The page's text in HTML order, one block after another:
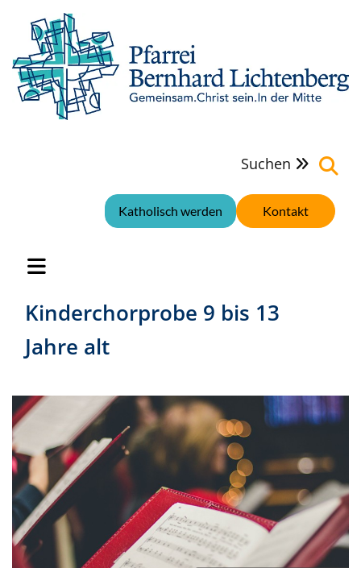
Suchen 
Kontakt
Katholisch werden
Kinderchorprobe 9 bis 13
Jahre alt